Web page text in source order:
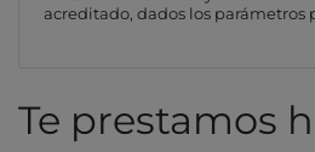
acreditado, dados los parámetros
Te prestamos